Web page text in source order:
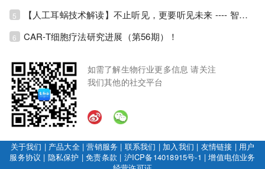
5 【人工耳蜗技术解读】不止听见，更要听见未来 ---- 智能耳蜗，开启人工耳蜗技术新纪元！
6 CAR-T细胞疗法研究进展（第56期）！
如需了解生物行业更多信息 请关注
我们其他的社交平台
关于我们 | 产品大全|营销服务 | 联系我们 | 加入我们 | 友情链接 | 用户
服务协议 | 隐私保护 |免责条款 | 沪ICP备14018915号-1 |增值电信业务